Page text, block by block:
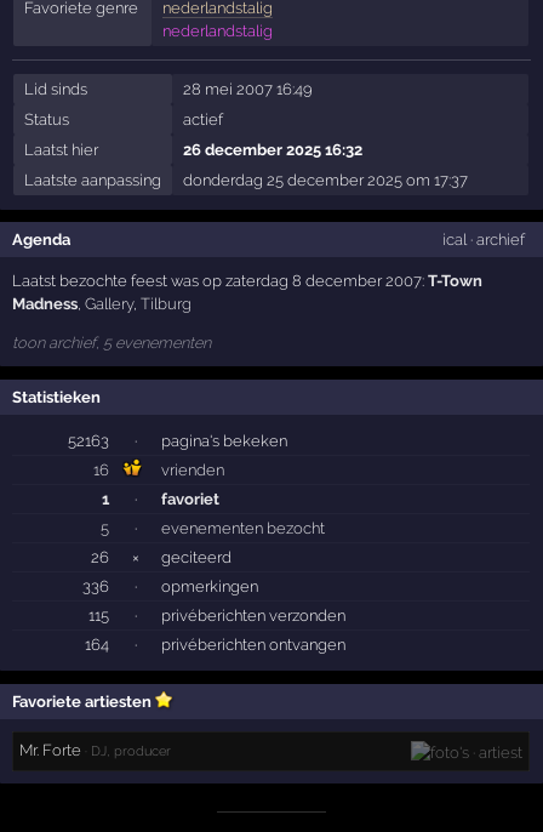
Favoriete genre
nederlandstalig
nederlandstalig
Lid sinds
28 mei 2007 16:49
Status
actief
Laatst hier
26 december 2025 16:32
Laatste aanpassing
donderdag 25 december 2025 om 17:37
Agenda ical· archief
Laatst bezochte feest was op zaterdag 8 december 2007:T-Town
Madness,Gallery,Tilburg
toon archief, 5 evenementen
Statistieken
52163 ·
pagina's bekeken
16
vrienden
1
·
favoriet
5
·
evenementen bezocht
26
×
geciteerd
336
·
opmerkingen
115
·
privéberichten verzonden
164
· privéberichten ontvangen
Favoriete artiesten
Mr. Forte · DJ, producer